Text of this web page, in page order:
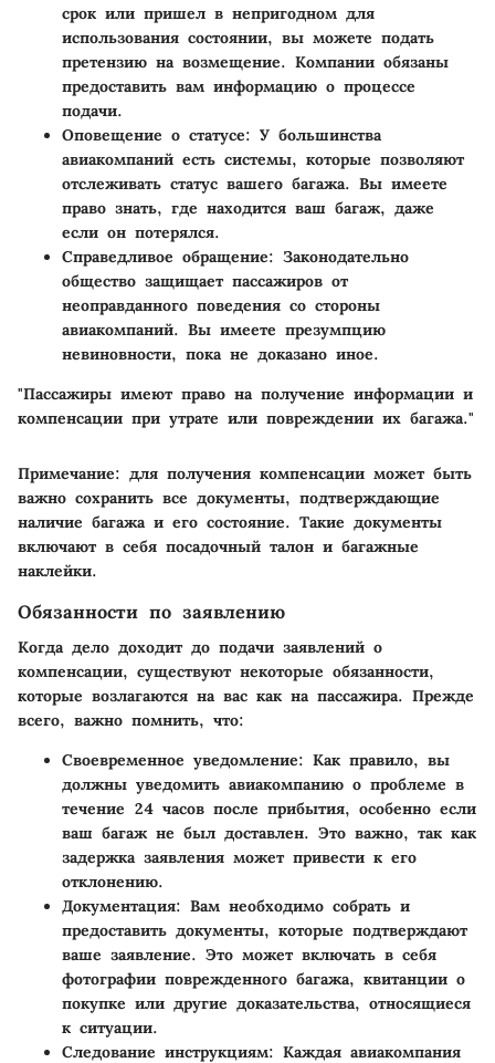
срок или пришел в непригодном для
использования состоянии, вы можете подать
претензию на возмещение. Компании обязаны
предоставить вам информацию о процессе
подачи.
Оповещение о статусе: У большинства
авиакомпаний есть системы, которые позволяют
отслеживать статус вашего багажа. Вы имеете
право знать, где находится ваш багаж, даже
если он потерялся.
Справедливое обращение: Законодательно
общество защищает пассажиров от
неоправданного поведения со стороны
авиакомпаний. Вы имеете презумпцию
невиновности, пока не доказано иное.
"Пассажиры имеют право на получение информации и
компенсации при утрате или повреждении их багажа."
Примечание: для получения компенсации может быть
важно сохранить все документы, подтверждающие
наличие багажа и его состояние. Такие документы
включают в себя посадочный талон и багажные
наклейки.
Обязанности по заявлению
Когда дело доходит до подачи заявлений о
компенсации, существуют некоторые обязанности,
которые возлагаются на вас как на пассажира. Прежде
всего, важно помнить, что:
Своевременное уведомление: Как правило, вы
должны уведомить авиакомпанию о проблеме в
течение 24 часов после прибытия, особенно если
ваш багаж не был доставлен. Это важно, так как
задержка заявления может привести к его
отклонению.
Документация: Вам необходимо собрать и
предоставить документы, которые подтверждают
ваше заявление. Это может включать в себя
фотографии поврежденного багажа, квитанции о
покупке или другие доказательства, относящиеся
к ситуации.
Следование инструкциям: Каждая авиакомпания